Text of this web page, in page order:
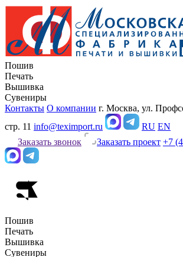
Пошив
Печать
Вышивка
Сувениры
Контакты О компании г. Москва, ул.
стр. 11 info@teximport.ru RU EN
Заказать звонок
Заказать проект +7
Пошив
Печать
Вышивка
Сувениры